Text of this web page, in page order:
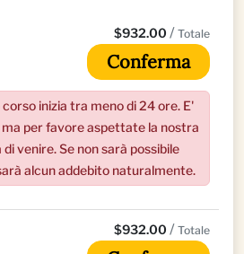
$932.00 / Totale
Conferma
inizia tra meno di 24 ore. E'
per favore aspettate la nostra
venire. Se non sarà possibile
alcun addebito naturalmente.
$932.00 / Totale